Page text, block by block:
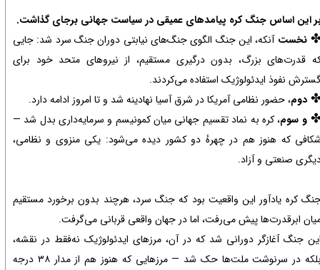
این اساس جنگ کره پیامدهای عمیقی در سیاست جهانی برجای گذاشت.
نخست آنکه، این جنگ الگوی جنگ‌های نیابتی دوران جنگ سرد شد: جایی
قدرت‌های بزرگ، بدون درگیری مستقیم، از نیروهای متحد خود برای
نفوذ ایدئولوژیک استفاده می‌کردند.
دوم، حضور نظامی آمریکا در شرق آسیا نهادینه شد و تا امروز ادامه دارد.
و سوم، کره به نماد تقسیم جهانی میان کمونیسم و سرمایه‌داری بدل شد —
که هنوز هم در چهرهٔ دو کشور دیده می‌شود: یکی منزوی و نظامی،
صنعتی و آزاد.
کره یادآور این واقعیت بود که جنگ سرد، هرچند بدون برخورد مستقیم
ابرقدرت‌ها پیش می‌رفت، اما در جهان واقعی قربانی می‌گرفت.
جنگ آغازگر دورانی شد که در آن، مرزهای ایدئولوژیک نه‌فقط در نقشه،
بلکه در سرنوشت ملت‌ها حک شد — مرزهایی که هنوز هم از مدار ۳۸ درجه